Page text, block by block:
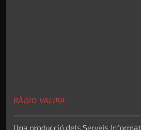
RÀDIO VALIRA
Una producció dels Serveis